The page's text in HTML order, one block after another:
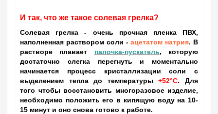
И так, что же такое солевая грелка?
Солевая грелка - очень прочная пленка ПВХ,
наполненная раствором соли -ацетатом натрия. В
растворе плавает палочка-пускатель, которую
достаточно слегка перегнуть и моментально
начинается процесс кристаллизации соли с
выделением тепла до температуры+52°C. Для
того чтобы восстановить многоразовое изделие,
необходимо положить его в кипящую воду на 10-
15 минут и оно снова готово к работе.